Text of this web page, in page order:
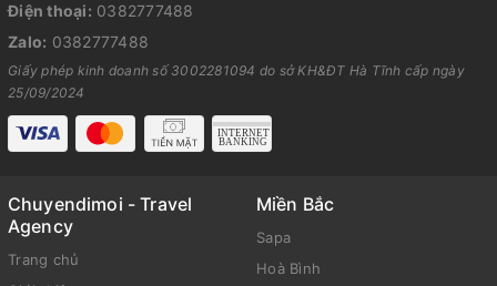
Điện thoại: 0382777488
Zalo: 0382777488
Giấy phép kinh doanh số 3002281094 do sở KH&ĐT Hà Tĩnh cấp ngày
25/09/2024
Chuyendimoi - Travel
Agency
Trang chủ
Miền Bắc
Sapa
Hoà Bình